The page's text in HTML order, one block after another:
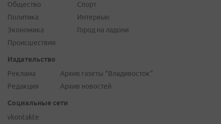
Общество
Политика
Экономика
Происшествия
Спорт
Интервью
Город на ладони
Издательство
Реклама
Редакция
Архив газеты "Владивосток"
Архив новостей
Социальные сети
vkontakte